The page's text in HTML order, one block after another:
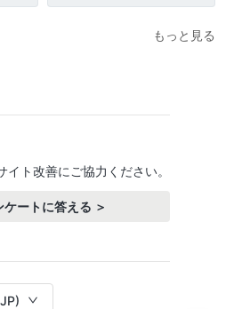
もっと見る
イト改善にご協力ください。
ケートに答える ＞